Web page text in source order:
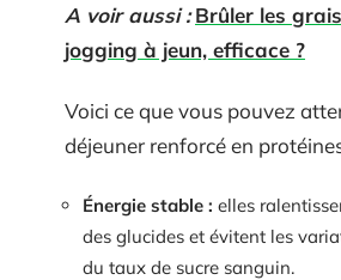
A voir aussi : Brûler les
jogging à jeun, efficace ?
Voici ce que vous pouvez
déjeuner renforcé en
Énergie stable : elles
des glucides et évitent les
du taux de sucre sanguin.